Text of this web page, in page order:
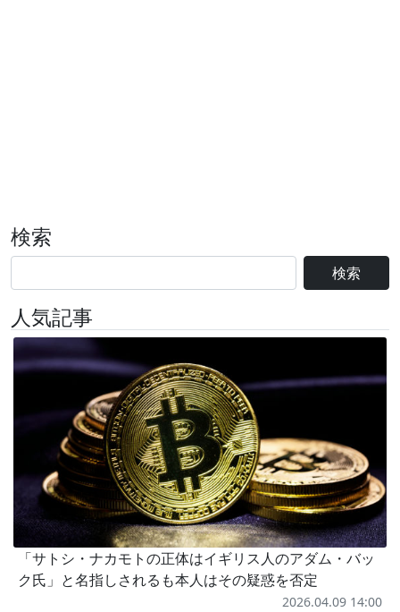
検索
検索
人気記事
「サトシ・ナカモトの正体はイギリス人のアダム・バッ
ク氏」と名指しされるも本人はその疑惑を否定
2026.04.09 14:00